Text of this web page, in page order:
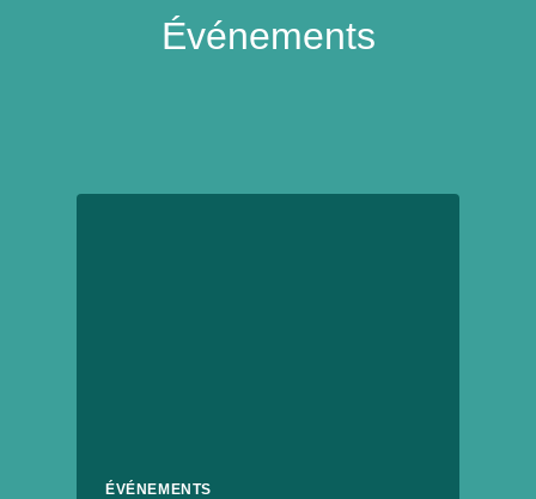
Événements
ÉVÉNEMENTS